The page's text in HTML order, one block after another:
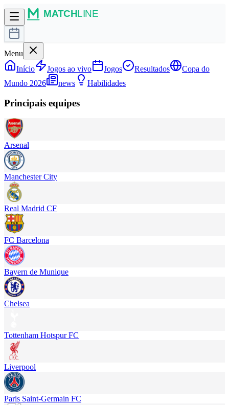
Menu
Início
Jogos ao vivo Jogos Resultados
Copa do
Mundo 2026
news Habilidades
Principais equipes
Arsenal
Manchester City
Real Madrid CF
FC Barcelona
Bayern de Munique
Chelsea
Tottenham Hotspur FC
Liverpool
Paris Saint-Germain FC